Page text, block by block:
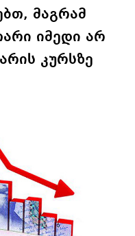
მაგრამ
იმედი არ
კურსზე